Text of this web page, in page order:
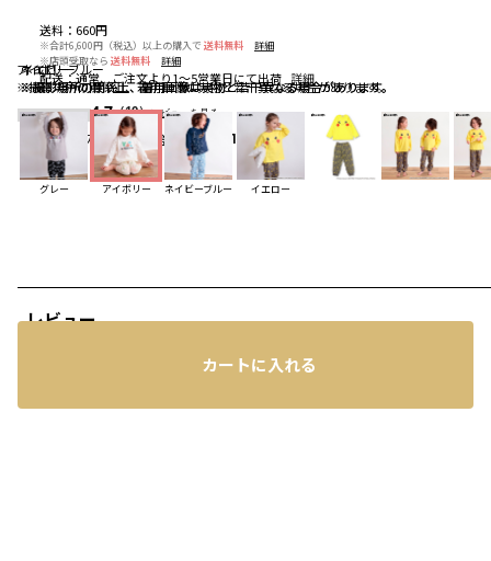
アイボリー
※撮影場所の関係上、着用画像は実物と若干異なる場合があります。
ネイビーブルー
※撮影場所の関係上、着用画像は実物と若干異なる場合があります。
イエロー
※撮影場所の関係上、着用画像は実物と若干異なる場合があります。
グレー アイボリー ネイビーブルー イエロー
レビュー
送料 ： 660円
※合計6,600円（税込）以上の購入で 送料無料
詳細
※店頭受取なら 送料無料 詳細
配送 ：通常、ご注文より1～5営業日にて出荷 詳細
4.7（10）レビューを見る
お気に入りアイテム登録者数 641
カートに入れる